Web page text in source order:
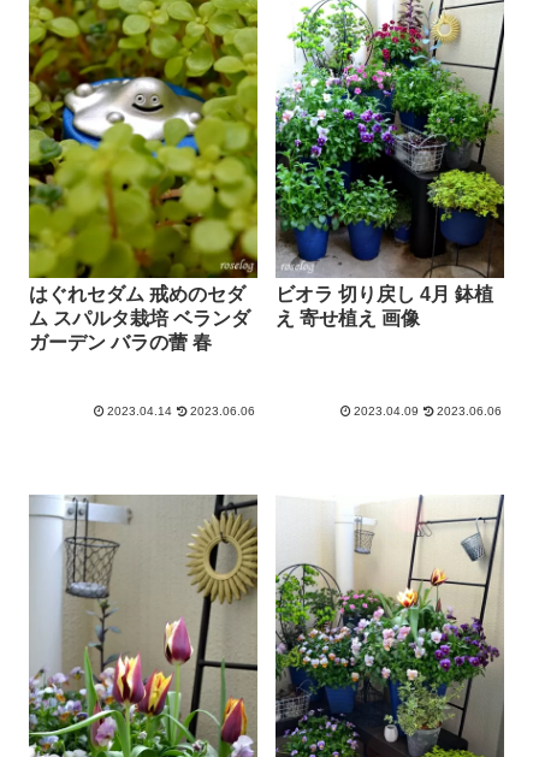
はぐれセダム 戒めのセダ
ム スパルタ栽培 ベランダ
ガーデン バラの蕾 春
2023.04.14 2023.06.06
ビオラ 切り戻し 4月 鉢植
え 寄せ植え 画像
2023.04.09 2023.06.06